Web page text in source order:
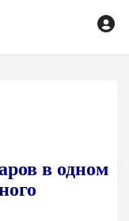
в одном